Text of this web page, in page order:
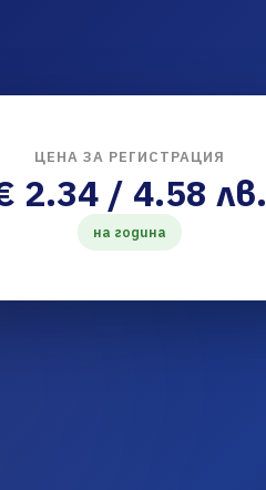
ЦЕНА ЗА РЕГИСТРАЦИЯ
2.34 / 4.58 лв.
на година